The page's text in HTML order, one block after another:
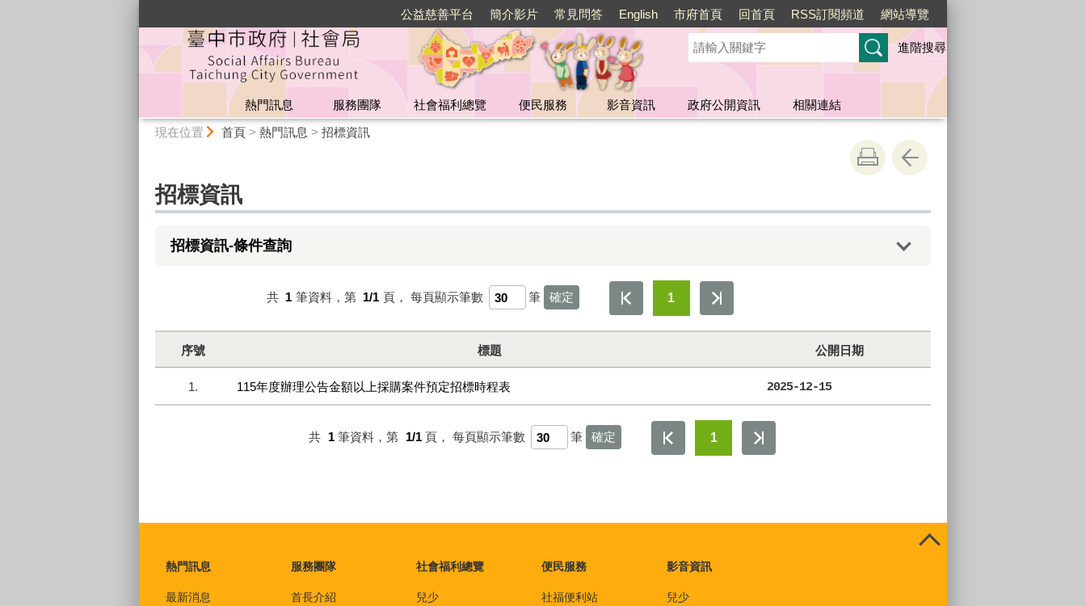
公益慈善平台 簡介影片 常見問答 English 市府首頁 回首頁 RSS訂閱頻道 網站導覽
進階搜尋
熱門訊息 服務團隊 社會福利總覽 便民服務 影音資訊 政府公開資訊
相關連結
現在位置 首頁> 熱門訊息 > 招標資訊
招標資訊
招標資訊-條件查詢
共 1 筆資料，第 1/1 頁， 每頁顯示筆數 筆 1
序號 標題 公開日期
1. 115年度辦理公告金額以上採購案件預定招標時程表 2025-12-15
共 1 筆資料，第 1/1 頁， 每頁顯示筆數 筆 1
熱門訊息
最新消息
服務團隊
首長介紹
社會福利總覽
兒少
便民服務
社福便利站
影音資訊
兒少